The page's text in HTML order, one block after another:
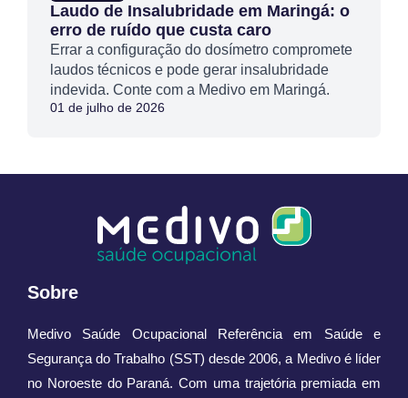
Laudo de Insalubridade em Maringá: o
erro de ruído que custa caro
Errar a configuração do dosímetro compromete
laudos técnicos e pode gerar insalubridade
indevida. Conte com a Medivo em Maringá.
01 de julho de 2026
Sobre
Medivo Saúde Ocupacional Referência em Saúde e
Segurança do Trabalho (SST) desde 2006, a Medivo é líder
no Noroeste do Paraná. Com uma trajetória premiada em